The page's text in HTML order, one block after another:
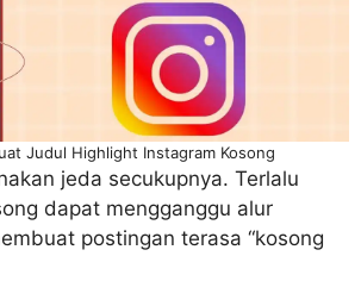
Judul Highlight Instagram Kosong
jeda secukupnya. Terlalu
dapat mengganggu alur
postingan terasa “kosong